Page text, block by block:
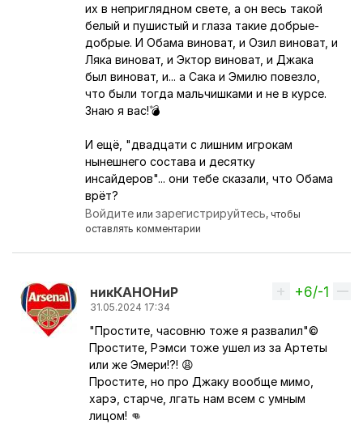
их в неприглядном свете, а он весь такой
белый и пушистый и глаза такие добрые-
добрые. И Обама виноват, и Озил виноват, и
Ляка виноват, и Эктор виноват, и Джака
был виноват, и... а Сака и Эмилю повезло,
что были тогда мальчишками и не в курсе.
Знаю я вас!💣
И ещё, "двадцати с лишним игрокам
нынешнего состава и десятку
инсайдеров"... они тебе сказали, что Обама
врёт?
Войдите илизарегистрируйтесь, чтобы
оставлять комментарии
никКАНОНиР
31.05.2024 17:34
Ответ на комментарий пользователя Netlennyi
Вверх
+6/-1
"Простите, часовню тоже я развалил"©
Простите, Рэмси тоже ушел из за Артеты
или же Эмери!?! 😩
Простите, но про Джаку вообще мимо,
харэ, старче, лгать нам всем с умным
лицом! 👊